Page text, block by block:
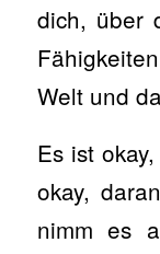
dich, über
Welt und
Es ist
okay,
nimm es